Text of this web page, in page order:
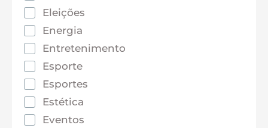
Eleições
Energia
Entretenimento
Esporte
Esportes
Estética
Eventos